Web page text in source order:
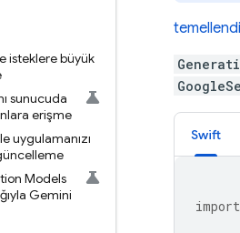
isteklere büyük
sunucuda
erişme
uygulamanızı
Models
Gemini
Swift
import